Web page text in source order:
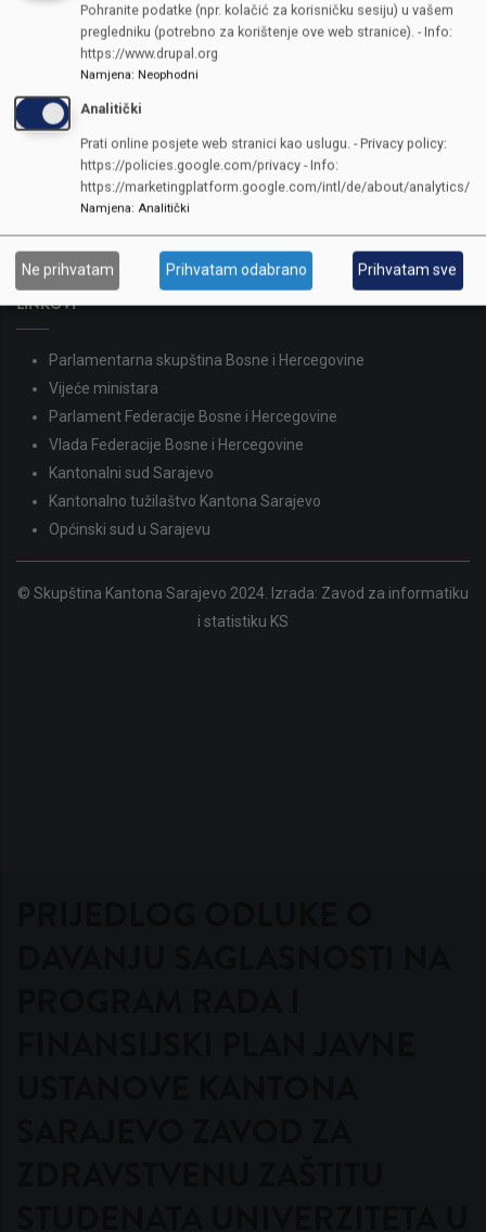
KONTAKTI
SKUPŠTINA
Adresa: Sarajevo, Reisa Džemaludina Čauševića 1
387 33 562-210
skupstina@skupstina.ks.gov.ba
LINKOVI
Parlamentarna skupština Bosne i Hercegovine
Vijeće ministara
Parlament Federacije Bosne i Hercegovine
Vlada Federacije Bosne i Hercegovine
Kantonalni sud Sarajevo
Kantonalno tužilaštvo Kantona Sarajevo
Općinski sud u Sarajevu
© Skupština Kantona Sarajevo 2024. Izrada: Zavod za informatiku
i statistiku KS
Pohranite podatke (npr. kolačić za korisničku sesiju) u vašem
pregledniku (potrebno za korištenje ove web stranice). - Info:
https://www.drupal.org
Namjena: Neophodni
Analitički
Prati online posjete web stranici kao uslugu. - Privacy policy:
https://policies.google.com/privacy - Info:
https://marketingplatform.google.com/intl/de/about/analytics/
Namjena: Analitički
Ne prihvatam Prihvatam odabrano Prihvatam sve